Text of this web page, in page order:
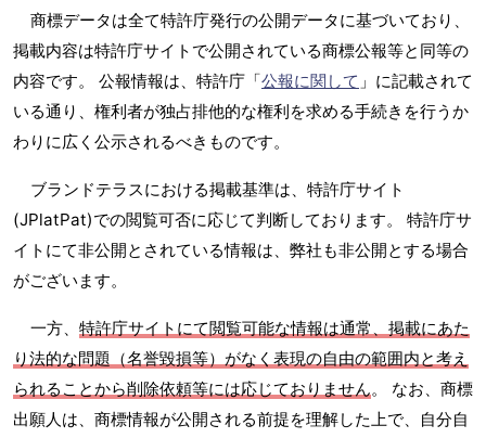
商標データは全て特許庁発行の公開データに基づいており、
掲載内容は特許庁サイトで公開されている商標公報等と同等の
内容です。 公報情報は、特許庁「公報に関して 」に記載されて
いる通り、権利者が独占排他的な権利を求める手続きを行うか
わりに広く公示されるべきものです。
ブランドテラスにおける掲載基準は、特許庁サイト
(JPlatPat)での閲覧可否に応じて判断しております。 特許庁サ
イトにて非公開とされている情報は、弊社も非公開とする場合
がございます。
一方、 特許庁サイトにて閲覧可能な情報は通常、掲載にあた
り法的な問題（名誉毀損等）がなく表現の自由の範囲内と考え
られることから削除依頼等には応じておりません。 なお、商標
出願人は、商標情報が公開される前提を理解した上で、自分自